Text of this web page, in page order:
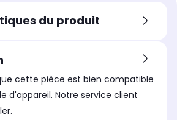
du produit
cette pièce est bien compatible
d'appareil. Notre service client